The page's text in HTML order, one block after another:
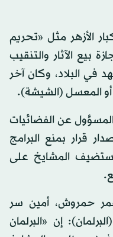
الأزهر مثل «تحريم
بيع الآثار والتنقيب
في البلاد، وكان آخر
أو المعسل (الشيشة).
عن الفضائيات
قرار بمنع البرامج
تستضيف المشايخ على
حمروش، أمين سر
إن «البرلمان